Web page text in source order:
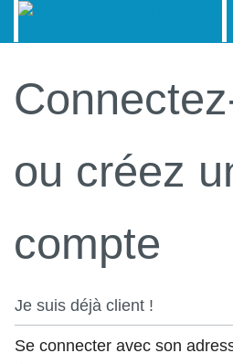
ou créez
compte
Je suis déjà client !
Se connecter avec son